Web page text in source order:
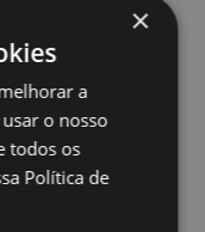
×
a
o nosso
todos os
Política de